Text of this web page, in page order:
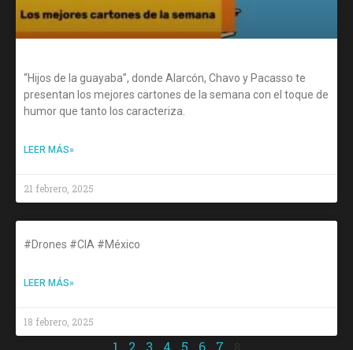
“Hijos de la guayaba”, donde Alarcón, Chavo y Pacasso te
presentan los mejores cartones de la semana con el toque de
humor que tanto los caracteriza.
LEER MÁS»
21 febrero, 2025
#Drones #CIA #México
LEER MÁS»
18 febrero, 2025
1 2 3 4 5 6 7